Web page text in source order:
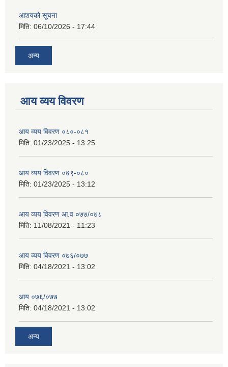
आशयको सूचना
मिति: 06/10/2026 - 17:44
अन्य
आय व्यय विवरण
आय व्यय विवरण ०८०-०८१
मिति: 01/23/2025 - 13:25
आय व्यय विवरण ०७९-०८०
मिति: 01/23/2025 - 13:12
आय व्यय विवरण आ.व ०७७/०७८
मिति: 11/08/2021 - 11:23
आय व्यय विवरण ०७६/०७७
मिति: 04/18/2021 - 13:02
आय ०७६/०७७
मिति: 04/18/2021 - 13:02
अन्य